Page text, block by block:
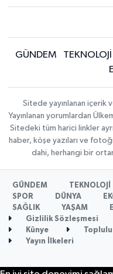
GÜNDEM TEKNOLOJİ
Sitede yayınlanan içerik
Yayınlanan yorumlardan
Sitedeki tüm harici linkler
haber, köşe yazıları ve
dahi, herhangi bir
GÜNDEM TEKNOLOJİ
SPOR
DÜNYA
SAĞLIK
YAŞAM
Gizlilik Sözleşmesi
Künye
Yayın İlkeleri